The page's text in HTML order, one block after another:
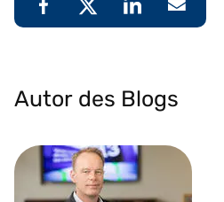
Autor des Blogs